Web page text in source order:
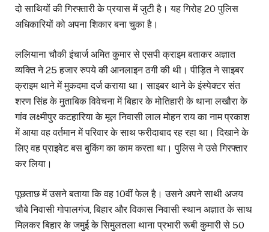
दो साथियों की गिरफ्तारी के प्रयास में जुटी है। यह गिरोह 20 पुलिस
अधिकारियों को अपना शिकार बना चुका है।
ललियाना चौकी इंचार्ज अमित कुमार से एसपी क्राइम बताकर अज्ञात
व्यक्ति ने 25 हजार रुपये की आनलाइन ठगी की थी। पीड़ित ने साइबर
क्राइम थाने में मुकदमा दर्ज कराया था। साइबर थाने के इंस्पेक्टर संत
शरण सिंह के मुताबिक विवेचना में बिहार के मोतिहारी के थाना लखौरा के
गांव लक्ष्मीपुर कटहारिया के मूल निवासी लाल मोहन राय का नाम प्रकाश
में आया वह वर्तमान में परिवार के साथ फरीदाबाद रह रहा था। दिखाने के
लिए वह प्राइवेट बस बुकिंग का काम करता था। पुलिस ने उसे गिरफ्तार
कर लिया।
पूछताछ में उसने बताया कि वह 10वीं फेल है। उसने अपने साथी अजय
चौबे निवासी गोपालगंज, बिहार और विकास निवासी स्थान अज्ञात के साथ
मिलकर बिहार के जमुई के सिमुलतला थाना प्रभारी रूबी कुमारी से 50